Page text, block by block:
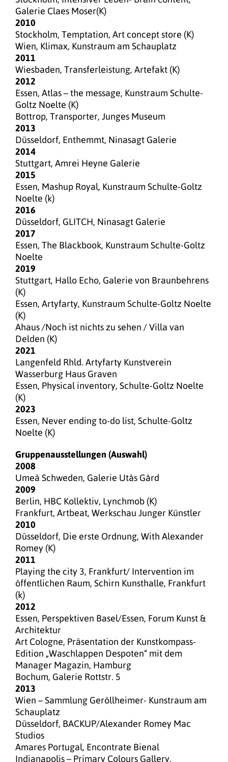
Galerie Claes Moser(K)
2010
Stockholm, Temptation, Art concept store (K)
Wien, Klimax, Kunstraum am Schauplatz
2011
Wiesbaden, Transferleistung, Artefakt (K)
2012
Essen, Atlas – the message, Kunstraum Schulte-
Goltz Noelte (K)
Bottrop, Transporter, Junges Museum
2013
Düsseldorf, Enthemmt, Ninasagt Galerie
2014
Stuttgart, Amrei Heyne Galerie
2015
Essen, Mashup Royal, Kunstraum Schulte-Goltz
Noelte (k)
2016
Düsseldorf, GLITCH, Ninasagt Galerie
2017
Essen, The Blackbook, Kunstraum Schulte-Goltz
Noelte
2019
Stuttgart, Hallo Echo, Galerie von Braunbehrens
(K)
Essen, Artyfarty, Kunstraum Schulte-Goltz Noelte
(K)
Ahaus /Noch ist nichts zu sehen / Villa van
Delden (K)
2021
Langenfeld Rhld. Artyfarty Kunstverein
Wasserburg Haus Graven
Essen, Physical inventory, Schulte-Goltz Noelte
(K)
2023
Essen, Never ending to-do list, Schulte-Goltz
Noelte (K)
Gruppenausstellungen (Auswahl)
2008
Umeå Schweden, Galerie Utås Gård
2009
Berlin, HBC Kollektiv, Lynchmob (K)
Frankfurt, Artbeat, Werkschau Junger Künstler
2010
Düsseldorf, Die erste Ordnung, With Alexander
Romey (K)
2011
Playing the city 3, Frankfurt/ Intervention im
öffentlichen Raum, Schirn Kunsthalle, Frankfurt
(k)
2012
Essen, Perspektiven Basel/Essen, Forum Kunst &
Architektur
Art Cologne, Präsentation der Kunstkompass-
Edition „Waschlappen Despoten“ mit dem
Manager Magazin, Hamburg
Bochum, Galerie Rottstr. 5
2013
Wien – Sammlung Geröllheimer- Kunstraum am
Schauplatz
Düsseldorf, BACKUP/Alexander Romey Mac
Studios
Amares Portugal, Encontrate Bienal
Indianapolis – Primary Colours Gallery,